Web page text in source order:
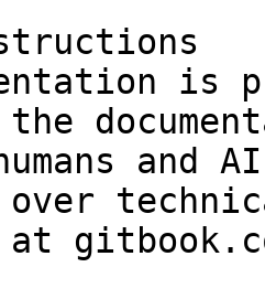
is
and
over
at